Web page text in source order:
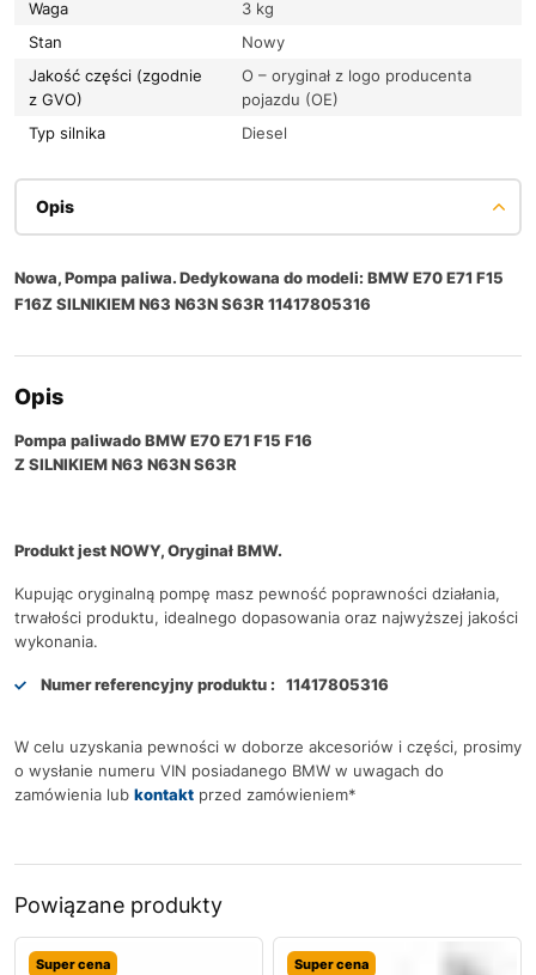
Waga
3 kg
Stan
Nowy
Jakość części (zgodnie
z GVO)
O – oryginał z logo producenta
pojazdu (OE)
Typ silnika
Diesel
Opis
Nowa, Pompa paliwa. Dedykowana do modeli: BMW E70 E71 F15
F16Z SILNIKIEM N63 N63N S63R 11417805316
Opis
Pompa paliwadoBMW E70 E71 F15 F16
Z SILNIKIEM N63 N63N S63R
Produkt jest NOWY, Oryginał BMW.
Kupując oryginalną pompę masz pewność poprawności działania,
trwałości produktu, idealnego dopasowania oraz najwyższej jakości
wykonania.
Numer referencyjny produktu : 11417805316
W celu uzyskania pewności w doborze akcesoriów i części, prosimy
o wysłanie numeru VIN posiadanego BMW w uwagach do
zamówienia lub kontakt przed zamówieniem*
Powiązane produkty
Super cena Super cena